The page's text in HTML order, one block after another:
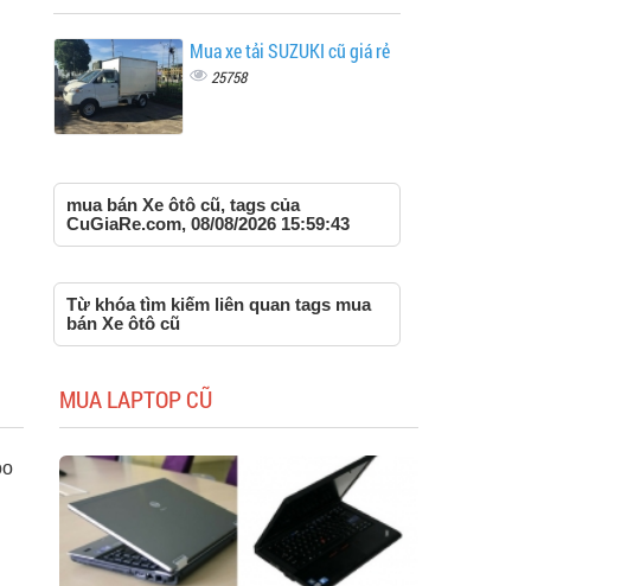
Mua xe tải SUZUKI cũ giá rẻ
25758
mua bán Xe ôtô cũ, tags của
CuGiaRe.com, 08/08/2026 15:59:43
Từ khóa tìm kiếm liên quan tags mua
bán Xe ôtô cũ
MUA LAPTOP CŨ